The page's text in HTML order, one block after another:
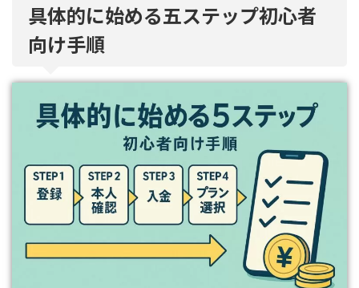
具体的に始める五ステップ初心者
向け手順